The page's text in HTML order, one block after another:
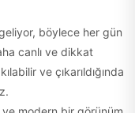
böylece her gün
canlı ve dikkat
ve çıkarıldığında